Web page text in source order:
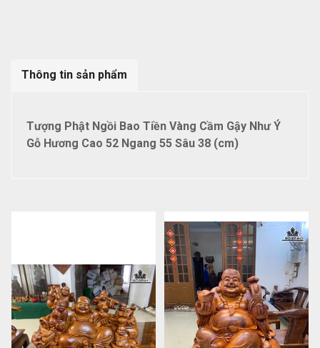
Thông tin sản phẩm
Tượng Phật Ngồi Bao Tiền Vàng Cầm Gậy Như Ý
Gỗ Hương Cao 52 Ngang 55 Sâu 38 (cm)